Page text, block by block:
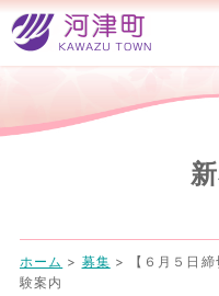
ホーム > 募集 >
【６月５日
験案内